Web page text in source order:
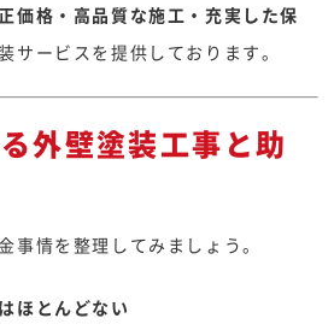
価格・高品質な施工・充実した保
サービスを提供しております。
外壁塗装工事と助
事情を整理してみましょう。
ほとんどない